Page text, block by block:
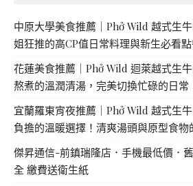
中原大學美食推薦｜Phở Wild 越式生
姐狂推的高CP值日常料理與新生必看
花蓮美食推薦｜Phở Wild 迴萊越式生
熬煮的溫潤清湯，完美切換忙碌的日常
宜蘭羅東宵夜推薦｜Phở Wild 越式生
負擔的溫暖選擇！清爽湯頭與原型食物
傑昇通信-前鎮瑞隆店．手機最低價．
全 繳費送衛生紙